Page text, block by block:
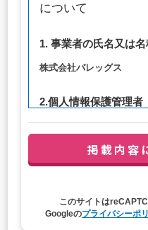
について
1. 事業者の氏名又は
株式会社バレッグス
2.個人情報保護管理者
連絡先：
（1）お問い合わせ対応
このサイトは
Googleのプライバシーポ